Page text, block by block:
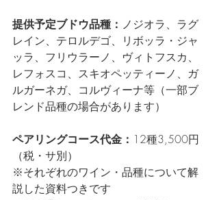
提供予定ブドウ品種： ノジオラ、ラグ
レイン、テロルデゴ、リボッラ・ジャ
ッラ、フリウラーノ、ヴィトフスカ、
レフォスコ、スキオペッティーノ、ガ
ルガーネガ、コルヴィーナ等（一部ブ
レンド品種の場合があります）
ペアリングコース代金： 12種3,500円
（税・サ別）
※それぞれのワイン・品種について解
説した資料つきです